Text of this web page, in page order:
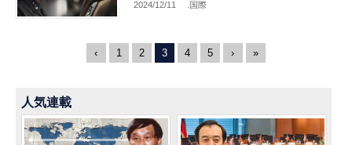
2024/12/11 .国際
‹ 1 2 3 4 5 › »
人気連載